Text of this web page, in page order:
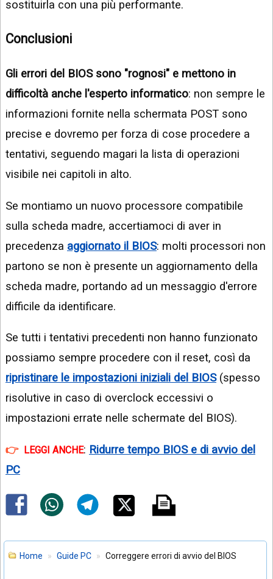
sostituirla con una più performante.
Conclusioni
Gli errori del BIOS sono "rognosi" e mettono in
difficoltà anche l'esperto informatico: non sempre le
informazioni fornite nella schermata POST sono
precise e dovremo per forza di cose procedere a
tentativi, seguendo magari la lista di operazioni
visibile nei capitoli in alto.
Se montiamo un nuovo processore compatibile
sulla scheda madre, accertiamoci di aver in
precedenza aggiornato il BIOS: molti processori non
partono se non è presente un aggiornamento della
scheda madre, portando ad un messaggio d'errore
difficile da identificare.
Se tutti i tentativi precedenti non hanno funzionato
possiamo sempre procedere con il reset, così da
ripristinare le impostazioni iniziali del BIOS(spesso
risolutive in caso di overclock eccessivi o
impostazioni errate nelle schermate del BIOS).
LEGGI ANCHE: Ridurre tempo BIOS e di avvio del
PC
Home Guide PC Correggere errori di avvio del BIOS